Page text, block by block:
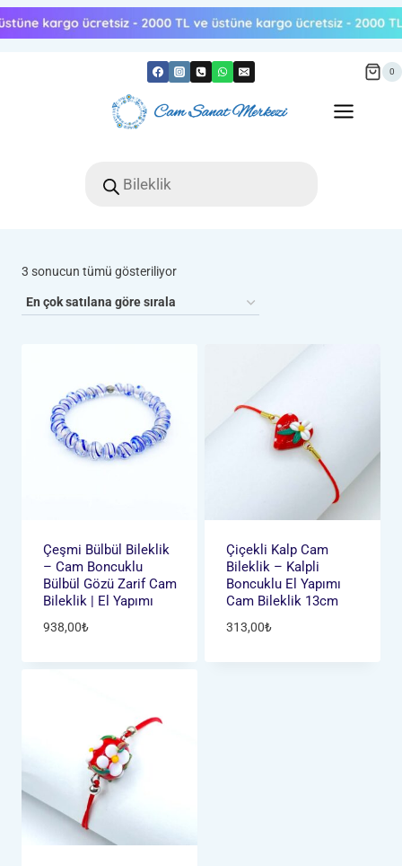
Skip
to
0
search
3 sonucun tümü gösteriliyorPopülerliğe
Çeşmi Bülbül Bileklik
– Cam Boncuklu
Bülbül Gözü Zarif Cam
Bileklik | El Yapımı
938,00₺
Çiçekli Kalp Cam
Bileklik – Kalpli
Boncuklu El Yapımı
Cam Bileklik 13cm
313,00₺